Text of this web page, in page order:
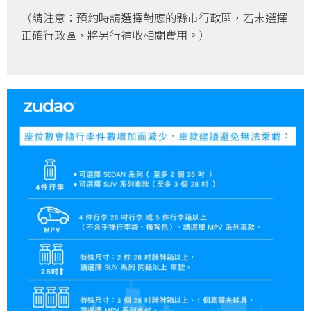
（請注意：預約時請選擇對應的縣市行政區，若未選擇
正確行政區，將另行補收相關費用。）